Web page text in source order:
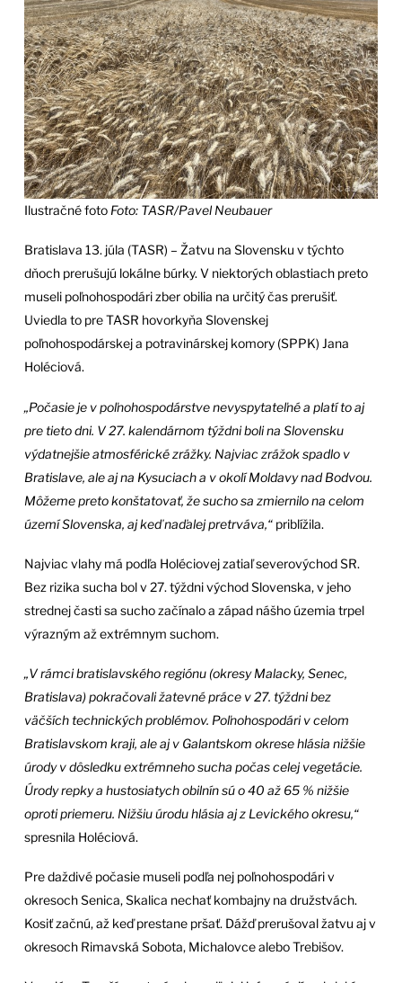
Ilustračné foto Foto: TASR/Pavel Neubauer
Bratislava 13. júla (TASR) – Žatvu na Slovensku v týchto
dňoch prerušujú lokálne búrky. V niektorých oblastiach preto
museli poľnohospodári zber obilia na určitý čas prerušiť.
Uviedla to pre TASR hovorkyňa Slovenskej
poľnohospodárskej a potravinárskej komory (SPPK) Jana
Holéciová.
„Počasie je v poľnohospodárstve nevyspytateľné a platí to aj
pre tieto dni. V 27. kalendárnom týždni boli na Slovensku
výdatnejšie atmosférické zrážky. Najviac zrážok spadlo v
Bratislave, ale aj na Kysuciach a v okolí Moldavy nad Bodvou.
Môžeme preto konštatovať, že sucho sa zmiernilo na celom
území Slovenska, aj keď naďalej pretrváva,“priblížila.
Najviac vlahy má podľa Holéciovej zatiaľ severovýchod SR.
Bez rizika sucha bol v 27. týždni východ Slovenska, v jeho
strednej časti sa sucho začínalo a západ nášho územia trpel
výrazným až extrémnym suchom.
„V rámci bratislavského regiónu (okresy Malacky, Senec,
Bratislava) pokračovali žatevné práce v 27. týždni bez
väčších technických problémov. Poľnohospodári v celom
Bratislavskom kraji, ale aj v Galantskom okrese hlásia nižšie
úrody v dôsledku extrémneho sucha počas celej vegetácie.
Úrody repky a hustosiatych obilnín sú o 40 až 65 % nižšie
oproti priemeru. Nižšiu úrodu hlásia aj z Levického okresu,“
spresnila Holéciová.
Pre daždivé počasie museli podľa nej poľnohospodári v
okresoch Senica, Skalica nechať kombajny na družstvách.
Kosiť začnú, až keď prestane pršať. Dážď prerušoval žatvu aj v
okresoch Rimavská Sobota, Michalovce alebo Trebišov.